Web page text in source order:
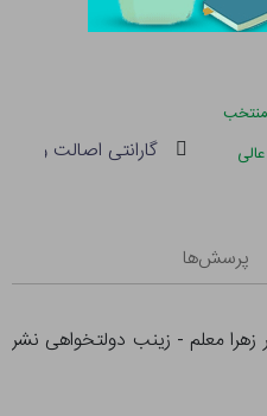
منتخب
عالی گارانتی اصالت و
پرسش‌ها
زهرا معلم - زینب دولتخواهی نشر